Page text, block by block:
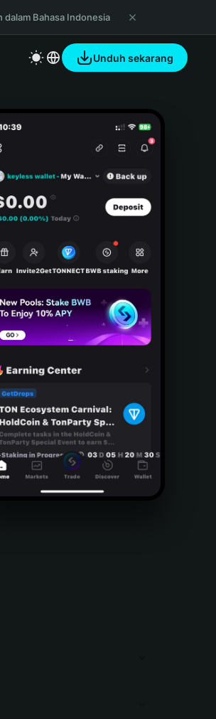
dalam Bahasa Indonesia
Unduh sekarang